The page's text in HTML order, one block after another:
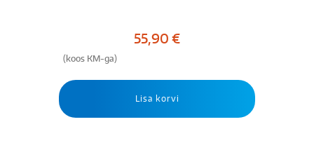
55,90 €
(koos KM-ga)
Lisa korvi